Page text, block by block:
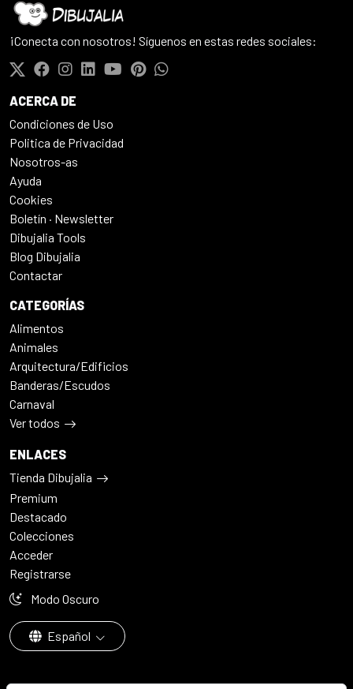
¡Conecta con nosotros! Síguenos en estas redes sociales:
ACERCA DE
Condiciones de Uso
Politica de Privacidad
Nosotros-as
Ayuda
Cookies
Boletín · Newsletter
Dibujalia Tools
Blog Dibujalia
Contactar
CATEGORÍAS
Alimentos
Animales
Arquitectura/Edificios
Banderas/Escudos
Carnaval
Ver todos
ENLACES
Tienda Dibujalia
Premium
Destacado
Colecciones
Acceder
Registrarse
Modo Oscuro
Español